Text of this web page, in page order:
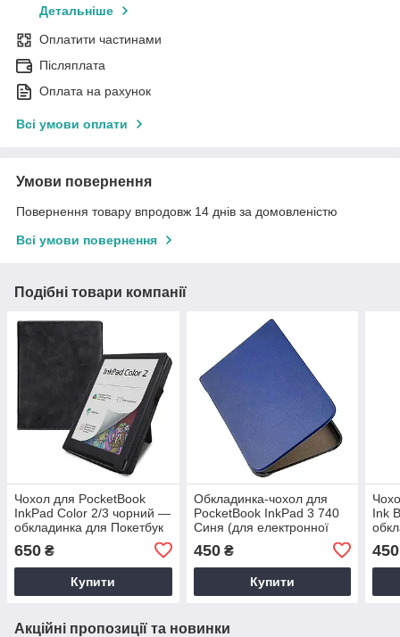
Детальніше
Оплатити частинами
Післяплата
Оплата на рахунок
Всі умови оплати
Умови повернення
Повернення товару впродовж 14 днів за домовленістю
Всі умови повернення
Подібні товари компанії
Чохол для PocketBook
InkPad Color 2/3 чорний —
обкладинка для Покетбук
650 ₴
Купити
Обкладинка-чохол для
PocketBook InkPad 3 740
Синя (для електронної
450₴
Купити
Ink
450
Акційні пропозиції та новинки